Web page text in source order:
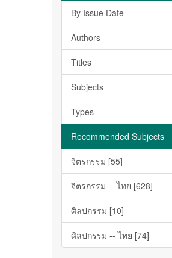
By Issue Date
Authors
Titles
Subjects
Types
Recommended Subjects
จิตรกรรม [55]
จิตรกรรม -- ไทย [628]
ศิลปกรรม [10]
ศิลปกรรม -- ไทย [74]